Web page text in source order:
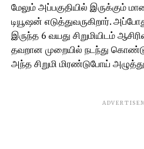
மேலும் அப்பகுதியில் இருக்கும்
டியூஷன் எடுத்துவருகிறார்.
இருந்த 6 வயது சிறுமியிடம்
தவறான முறையில் நடந்து
அந்த சிறுமி மிரண்டுபோய்